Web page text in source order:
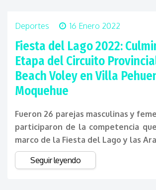
Deportes 16 Enero 2022
Fiesta del Lago 2022:
Etapa del Circuito
Beach Voley en Villa
Moquehue
Fueron 26 parejas masculinas y
participaron de la competencia
marco de la Fiesta del Lago y las
Seguir leyendo